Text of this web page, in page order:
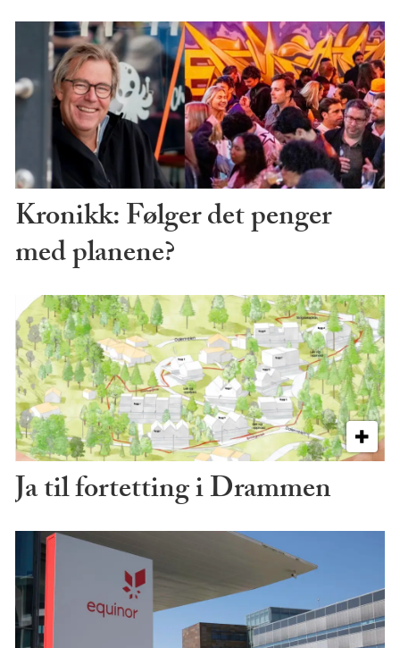
Kronikk: Følger det penger
med planene?
Ja til fortetting i Drammen